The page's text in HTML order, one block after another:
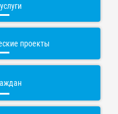
проекты